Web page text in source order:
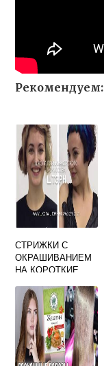
Рекомендуем:
СТРИЖКИ С
ОКРАШИВАНИЕМ
НА КОРОТКИЕ